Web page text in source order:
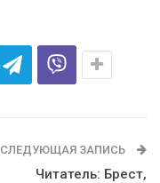
СЛЕДУЮЩАЯ ЗАПИСЬ
Читатель: Брест,